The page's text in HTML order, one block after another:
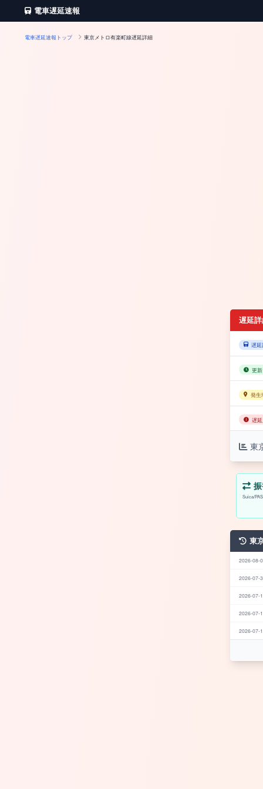
電車遅延速報
電車遅延速報トップ 東京メトロ有楽町線遅延詳細
遅延
遅延
更
発生
遅
東
Suica/
東
2026-08-
2026-07-
2026-07-
2026-07-
2026-07-